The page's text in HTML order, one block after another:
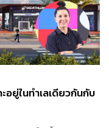
อยู่ในทำเลเดียวกันกับ